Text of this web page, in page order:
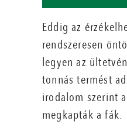
Eddig az
rendszeresen
legyen az
tonnás termést
irodalom szerint
megkapták a fák.